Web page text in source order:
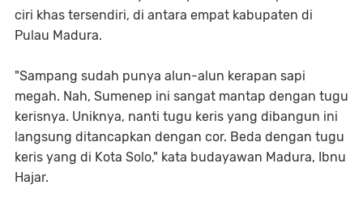
ciri khas tersendiri, di antara empat kabupaten di
Pulau Madura.
"Sampang sudah punya alun-alun kerapan sapi
megah. Nah, Sumenep ini sangat mantap dengan tugu
kerisnya. Uniknya, nanti tugu keris yang dibangun ini
langsung ditancapkan dengan cor. Beda dengan tugu
keris yang di Kota Solo," kata budayawan Madura, Ibnu
Hajar.